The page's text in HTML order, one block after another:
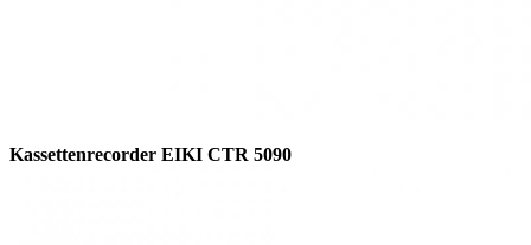
Kassettenrecorder EIKI CTR 5090